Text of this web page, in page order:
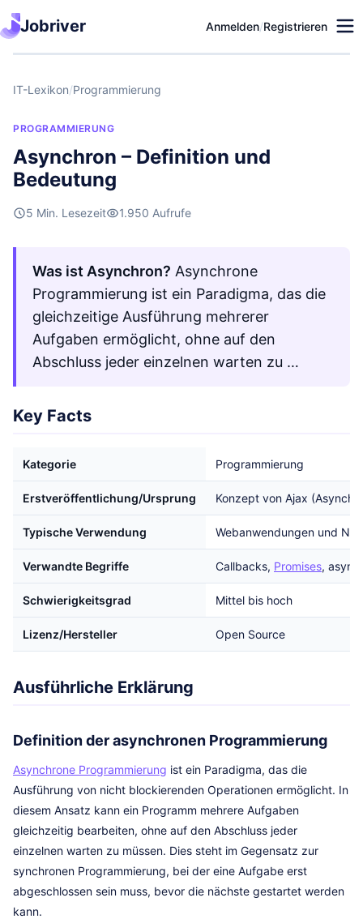
Jobriver Anmelden/Registrieren
IT-Lexikon/Programmierung
PROGRAMMIERUNG
Asynchron – Definition und
Bedeutung
5 Min. Lesezeit 1.950 Aufrufe
Was ist Asynchron? Asynchrone
Programmierung ist ein Paradigma, das die
gleichzeitige Ausführung mehrerer
Aufgaben ermöglicht, ohne auf den
Abschluss jeder einzelnen warten zu …
Key Facts
Kategorie Programmierung
Erstveröffentlichung/Ursprung Konzept von Ajax
Typische Verwendung Webanwendungen und
Verwandte Begriffe Callbacks, Promises,
Schwierigkeitsgrad Mittel bis hoch
Lizenz/Hersteller Open Source
Ausführliche Erklärung
Definition der asynchronen Programmierung
Asynchrone Programmierung ist ein Paradigma, das die
Ausführung von nicht blockierenden Operationen ermöglicht. In
diesem Ansatz kann ein Programm mehrere Aufgaben
gleichzeitig bearbeiten, ohne auf den Abschluss jeder
einzelnen warten zu müssen. Dies steht im Gegensatz zur
synchronen Programmierung, bei der eine Aufgabe erst
abgeschlossen sein muss, bevor die nächste gestartet werden
kann.